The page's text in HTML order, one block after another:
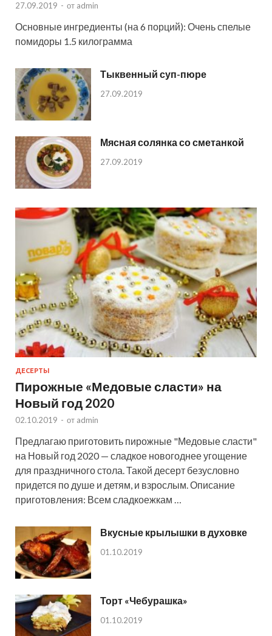
27.09.2019 - от admin
Основные ингредиенты (на 6 порций): Очень спелые
помидоры 1.5 килограмма
Тыквенный суп-пюре
27.09.2019
Мясная солянка со сметанкой
27.09.2019
ДЕСЕРТЫ
Пирожные «Медовые сласти» на
Новый год 2020
02.10.2019 - от admin
Предлагаю приготовить пирожные "Медовые сласти"
на Новый год 2020 — сладкое новогоднее угощение
для праздничного стола. Такой десерт безусловно
придется по душе и детям, и взрослым. Описание
приготовления: Всем сладкоежкам …
Вкусные крылышки в духовке
01.10.2019
Торт «Чебурашка»
01.10.2019